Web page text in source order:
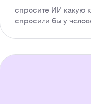
спросите ИИ какую
спросили бы у